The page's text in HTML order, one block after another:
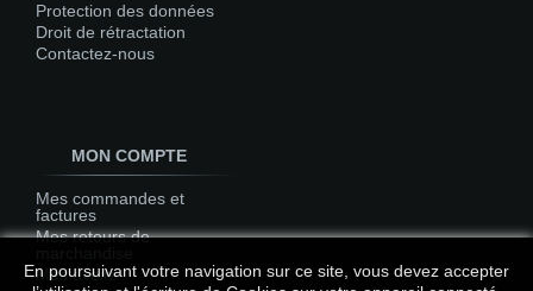
Protection des données
Droit de rétractation
Contactez-nous
MON COMPTE
Mes commandes et
factures
Mes retours de
Mes avoirs
En poursuivant votre navigation sur ce site, vous devez accepter